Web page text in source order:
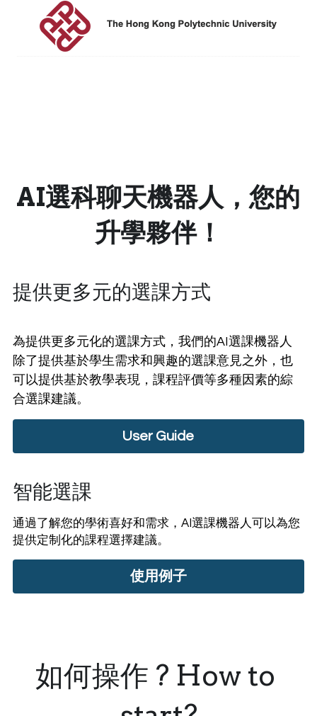
AI選科聊天機器人，您的
升學夥伴！
提供更多元的選課方式
為提供更多元化的選課方式，我們的AI選課機器人
除了提供基於學生需求和興趣的選課意見之外，也
可以提供基於教學表現，課程評價等多種因素的綜
合選課建議。
User Guide
智能選課
通過了解您的學術喜好和需求，AI選課機器人可以為您
提供定制化的課程選擇建議。
使用例子
如何操作 ? How to